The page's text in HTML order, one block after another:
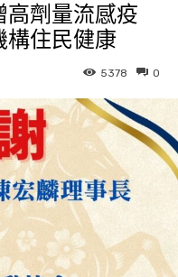
高劑量流感疫
構住民健康
0
5378